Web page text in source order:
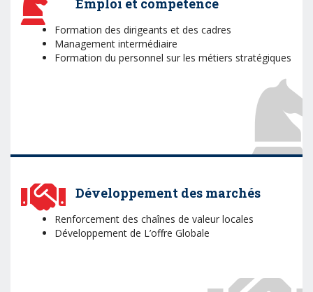
Formation des dirigeants et des cadres
Management intermédiaire
Formation du personnel sur les métiers stratégiques
Développement des marchés
Renforcement des chaînes de valeur locales
Développement de L’offre Globale